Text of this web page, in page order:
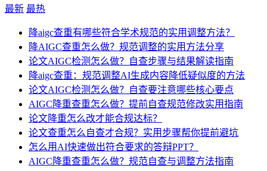
最新 最热
降aigc查重有哪些符合学术规范的实用调整方法？
降AIGC查重怎么做？规范调整的实用方法分享
论文AIGC检测怎么做？自查步骤与结果解读指南
降aigc查重：规范调整AI生成内容降低疑似度的方法
论文AIGC检测怎么做？自查要注意哪些核心要点
AIGC降重查重怎么做？提前自查规范修改实用指南
论文降重怎么改才能合规达标？
论文查重怎么自查才合规？实用步骤帮你提前避坑
怎么用AI快速做出符合要求的答辩PPT？
AIGC降重查重怎么做？规范自查与调整方法指南